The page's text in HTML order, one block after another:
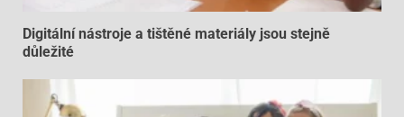
Digitální nástroje a tištěné materiály jsou stejně
důležité